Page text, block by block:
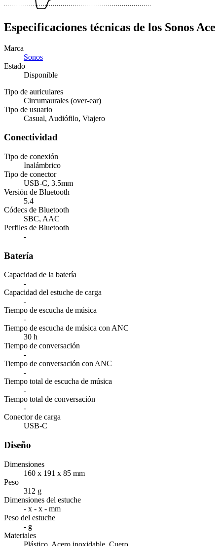
Especificaciones técnicas de los Sonos Ace
Marca
Sonos
Estado
Disponible
Tipo de auriculares
Circumaurales (over-ear)
Tipo de usuario
Casual, Audiófilo, Viajero
Conectividad
Tipo de conexión
Inalámbrico
Tipo de conector
USB-C, 3.5mm
Versión de Bluetooth
5.4
Códecs de Bluetooth
SBC, AAC
Perfiles de Bluetooth
-
Batería
Capacidad de la batería
-
Capacidad del estuche de carga
-
Tiempo de escucha de música
-
Tiempo de escucha de música con ANC
30 h
Tiempo de conversación
-
Tiempo de conversación con ANC
-
Tiempo total de escucha de música
-
Tiempo total de conversación
-
Conector de carga
USB-C
Diseño
Dimensiones
160 x 191 x 85 mm
Peso
312 g
Dimensiones del estuche
- x - x - mm
Peso del estuche
- g
Materiales
Plástico, Acero inoxidable, Cuero